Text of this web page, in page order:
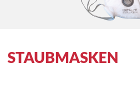
STAUBMASKEN